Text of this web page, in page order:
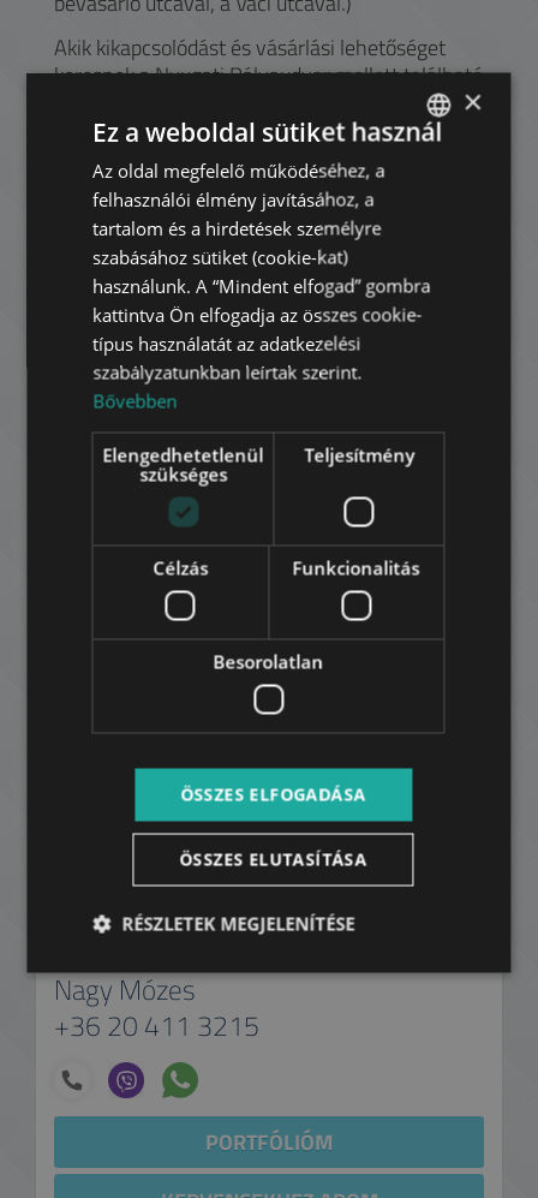
Akik kikapcsolódást és vásárlási lehetőséget
keresnek a Nyugati Pályaudvar mellett található
Westend City Center, illetve az M3-as vonalán
kijjebb elhelyezkedő Duna Plaza várja őket
üzletekkel, éttermekkel és mozival. A
kultúra kedvelői még a Szent István körúton
található Vígszínház előadásait élvezhetik. Nyári
melegben a Dagály Strandfürdő várja a hűsölni
vágyókat.
Havi bérleti díj:
280.000 HUF
770 EUR
az ár nem tartalmazza a közmű díjakat
Kapcsolat:
Nagy Mózes
+36 20 411 3215
PORTFÓLIÓM
FRENCH
ARABIC
×
Ez a weboldal sütiket használ
Az oldal megfelelő működéséhez, a
felhasználói élmény javításához, a
tartalom és a hirdetések személyre
szabásához sütiket (cookie-kat)
használunk. A “Mindent elfogad” gombra
kattintva Ön elfogadja az összes cookie-
típus használatát az adatkezelési
szabályzatunkban leírtak szerint.
Bővebben
Elengedhetetlenül
szükséges
Teljesítmény
Célzás Funkcionalitás
Besorolatlan
ÖSSZES ELFOGADÁSA
ÖSSZES ELUTASÍTÁSA
RÉSZLETEK MEGJELENÍTÉSE